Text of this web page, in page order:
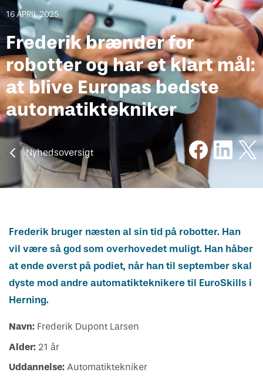
16 APRIL 2025
Frederik brænder for
robotter og har et klart mål:
at blive Europas bedste
automatiktekniker
Nyhedsoversigt
Frederik bruger næsten al sin tid på robotter. Han
vil være så god som overhovedet muligt. Han håber
at ende øverst på podiet, når han til september skal
dyste mod andre automatikteknikere til EuroSkills i
Herning.
Navn: Frederik Dupont Larsen
Alder: 21 år
Uddannelse: Automatiktekniker
Vejledning om oplæring
Har du kendskab til bekymrende
oplæringsforhold?
Uenighed og tvister
Bestil kopi af svendebrev
Skuemestre
Rådgivning
Job